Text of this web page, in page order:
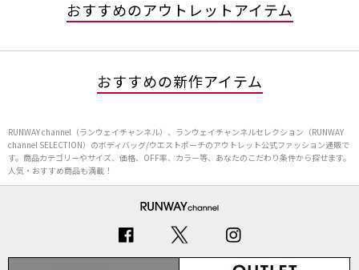
おすすめのアウトレットアイテム
おすすめの新作アイテム
RUNWAY channel（ランウェイチャンネル）、ランウェイチャンネルセレクション（RUNWAY
channel SELECTION）のボディバッグ/ウエストポーチのアウトレット公式ファッション通販で
す。商品カテゴリーやサイズ、価格、OFF率、カラー等、あなたのこだわり条件から探せます。
人気・おすすめ商品も満載！